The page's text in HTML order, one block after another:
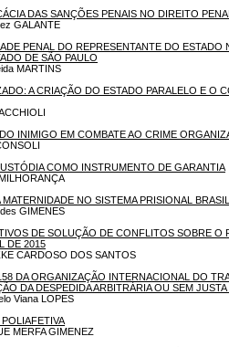
DAS SANÇÕES PENAIS NO DIREITO
GALANTE
PENAL DO REPRESENTANTE DO ESTADO
DE SÃO PAULO
MARTINS
A CRIAÇÃO DO ESTADO PARALELO E O
INIMIGO EM COMBATE AO CRIME
COMO INSTRUMENTO DE GARANTIA
MATERNIDADE NO SISTEMA PRISIONAL
GIMENES
DE SOLUÇÃO DE CONFLITOS SOBRE O
DE 2015
CARDOSO DOS SANTOS
DA ORGANIZAÇÃO INTERNACIONAL DO
DA DESPEDIDA ARBITRÁRIA OU SEM
Viana LOPES
MERFA GIMENEZ